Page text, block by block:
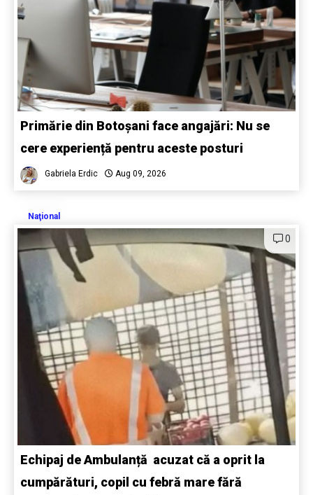
Primărie din Botoșani face angajări: Nu se
cere experiență pentru aceste posturi
Gabriela Erdic Aug 09, 2026
Naţional
0
Echipaj de Ambulanță acuzat că a oprit la
cumpărături, copil cu febră mare fără